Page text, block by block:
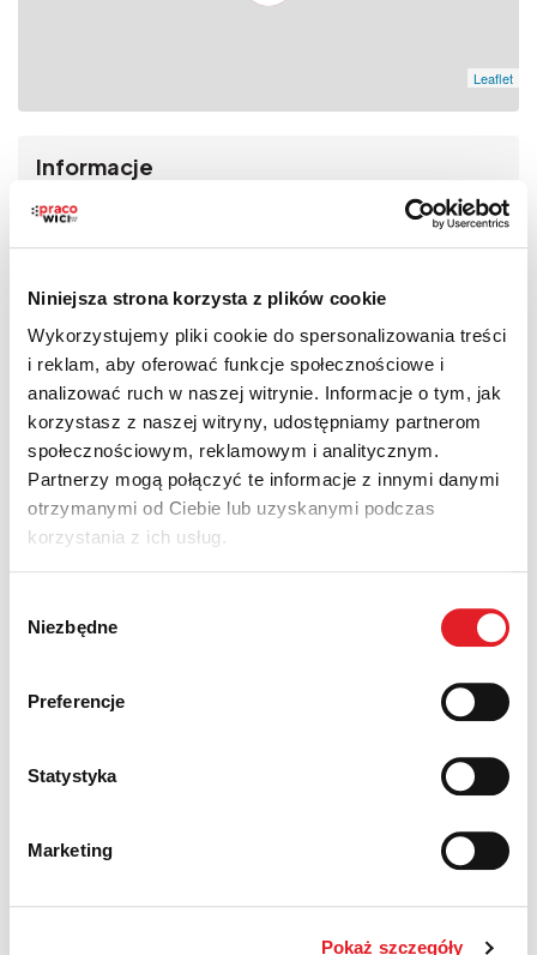
Niniejsza strona korzysta z plików cookie
Wykorzystujemy pliki cookie do spersonalizowania treści
i reklam, aby oferować funkcje społecznościowe i
analizować ruch w naszej witrynie. Informacje o tym, jak
korzystasz z naszej witryny, udostępniamy partnerom
społecznościowym, reklamowym i analitycznym.
Partnerzy mogą połączyć te informacje z innymi danymi
otrzymanymi od Ciebie lub uzyskanymi podczas
korzystania z ich usług.
zgody
Niezbędne
Preferencje
Statystyka
Marketing
Pokaż szczegóły
Leaflet
Informacje
Lokalizacja
Gryfino,
ul. Łużycka 87
Numer telefonu: +48 58 350 2***
Adres e-mail: praca@pracowici.pl
Kontakt – Pracowici Gryfino
Klikając w przycisk „Wyślij", potwierdzasz, że zapoznałeś